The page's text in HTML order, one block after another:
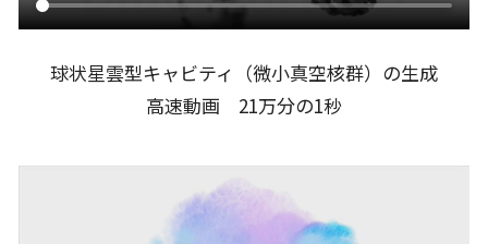
球状星雲型キャビティ（微小真空核群）の生成
高速動画 21万分の1秒